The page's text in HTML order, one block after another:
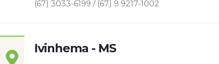
(67) 3033-6199 / (67) 9 9217-1002
Ivinhema - MS